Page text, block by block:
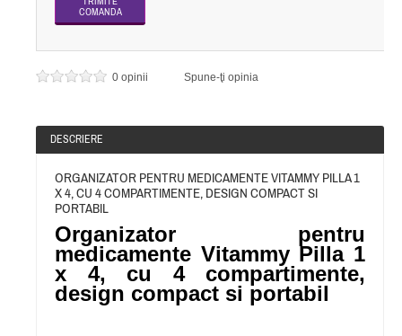
0 opinii Spune-ţi opinia
DESCRIERE
ORGANIZATOR PENTRU MEDICAMENTE VITAMMY PILLA 1
X 4, CU 4 COMPARTIMENTE, DESIGN COMPACT SI
PORTABIL
Organizator pentru
medicamente Vitammy Pilla 1
x 4, cu 4 compartimente,
design compact si portabil